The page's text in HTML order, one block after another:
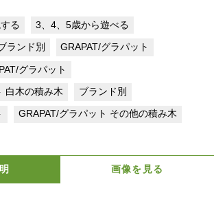
る 3、4、5歳から遊べる
ランド別 GRAPAT/グラパット
グラパット
白木の積み木 ブランド別
GRAPAT/グラパット その他の積み木
画像を見る